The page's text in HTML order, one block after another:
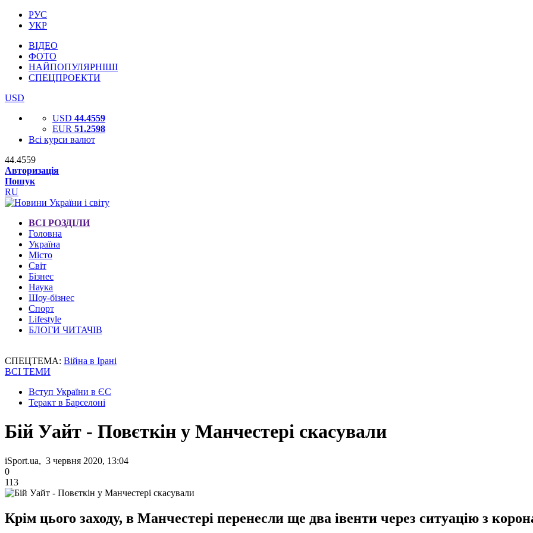
РУС
УКР
ВІДЕО
ФОТО
НАЙПОПУЛЯРНІШІ
СПЕЦПРОЕКТИ
USD
USD 44.4559
EUR 51.2598
Всі курси валют
44.4559
Авторизація
Пошук
RU
ВСІ РОЗДІЛИ
Головна
Україна
Місто
Світ
Бізнес
Наука
Шоу-бізнес
Спорт
Lifestyle
БЛОГИ ЧИТАЧІВ
СПЕЦТЕМА: Війна в Ірані
ВСІ ТЕМИ
Вступ України в ЄС
Теракт в Барселоні
Бій Уайт - Повєткін у Манчестері скасували
iSport.ua, 3 червня 2020, 13:04
0
113
Крім цього заходу, в Манчестері перенесли ще два івенти через ситуацію з